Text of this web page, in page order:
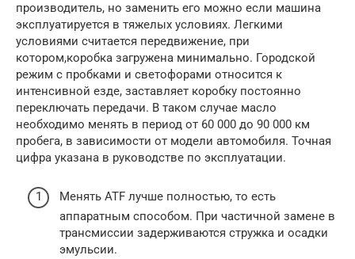
производитель, но заменить его можно если машина
эксплуатируется в тяжелых условиях. Легкими
условиями считается передвижение, при
котором,коробка загружена минимально. Городской
режим с пробками и светофорами относится к
интенсивной езде, заставляет коробку постоянно
переключать передачи. В таком случае масло
необходимо менять в период от 60 000 до 90 000 км
пробега, в зависимости от модели автомобиля. Точная
цифра указана в руководстве по эксплуатации.
Менять ATF лучше полностью, то есть
аппаратным способом. При частичной замене в
трансмиссии задерживаются стружка и осадки
эмульсии.